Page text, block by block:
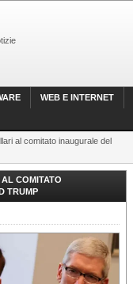
WEB E INTERNET
al comitato inaugurale del
COMITATO
TRUMP